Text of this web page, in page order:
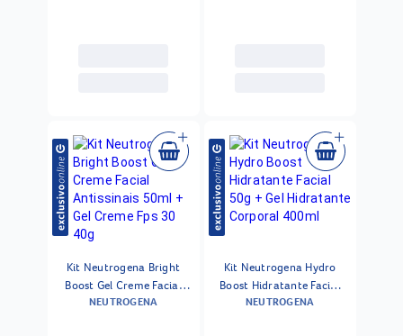
Kit Neutrogena Bright
Boost Gel Creme Facial
Antissinais 50ml + Gel
NEUTROGENA
Kit Neutrogena Hydro
Boost Hidratante Facial
50g + Gel Hidratante
NEUTROGENA